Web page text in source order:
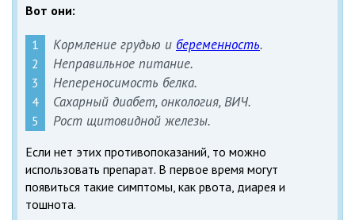
Вот они:
Кормление грудью и беременность.
Неправильное питание.
Непереносимость белка.
Сахарный диабет, онкология, ВИЧ.
Рост щитовидной железы.
Если нет этих противопоказаний, то можно
использовать препарат. В первое время могут
появиться такие симптомы, как рвота, диарея и
тошнота.